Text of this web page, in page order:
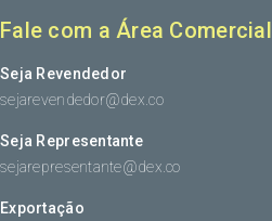
Fale com a Área Comercial
Seja Revendedor
sejarevendedor@dex.co
Seja Representante
sejarepresentante@dex.co
Exportação